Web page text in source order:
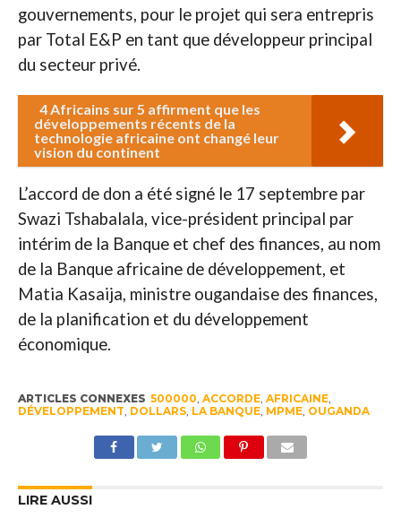
gouvernements, pour le projet qui sera entrepris
par Total E&P en tant que développeur principal
du secteur privé.
4 Africains sur 5 affirment que les
développements récents de la
technologie africaine ont changé leur
vision du continent
L’accord de don a été signé le 17 septembre par
Swazi Tshabalala, vice-président principal par
intérim de la Banque et chef des finances, au nom
de la Banque africaine de développement, et
Matia Kasaija, ministre ougandaise des finances,
de la planification et du développement
économique.
ARTICLES CONNEXES 500000 ACCORDE, AFRICAINE,
DÉVELOPPEMENT DOLLARS, LA BANQUE, MPME, OUGANDA
LIRE AUSSI